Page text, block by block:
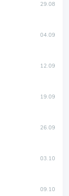
29.08
04.09
12.09
19.09
26.09
03.10
09.10